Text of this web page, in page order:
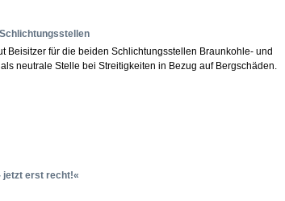
Beisitzer für die beiden Schlichtungs­stellen Braunkohle- und
neutrale Stelle bei Streitigkeiten in Bezug auf Bergschäden.
jetzt erst recht!«